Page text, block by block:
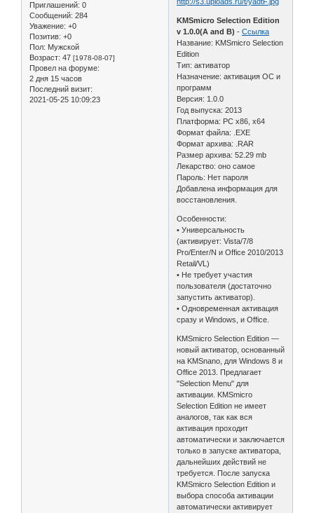
Приглашений: 0
Сообщений: 284
Уважение: +0
Позитив: +0
Пол: Мужской
Возраст: 47 [1978-08-07]
Провел на форуме:
2 дня 15 часов
Последний визит:
2021-05-25 10:09:23
KMSmicro Selection Edition
v 1.0.0(A and B) -Ссылка
Название: KMSmicro Selection
Edition
Тип: активатор
Назначение: активация ОС и
программ
Версия: 1.0.0
Год выпуска: 2013
Платформа: PC х86, х64
Формат файла: .EXE
Формат архива: .RAR
Размер архива: 52.29 mb
Лекарство: оно самое
Пароль: Нет пароля
Добавлена информация для
восстановления.
Особенности:
• Универсальность
(активирует: Vista/7/8
Pro/Enter/N и Office 2010/2013
Retail/VL)
• Не требует участия
пользователя (достаточно
запустить активатор).
• Одновременная активация
сразу и Windows, и Office.
KMSmicro Selection Edition —
новый активатор, основанный
на KMSnano, для Windows 8 и
Office 2013. Предлагает
"Selection Menu" для
активации. KMSmicro
Selection Edition не имеет
аналогов, так как вся
активация проходит
автоматически и заключается
только в запуске активатора,
дальнейших действий не
требуется. После запуска
KMSmicro Selection Edition и
выбора способа активации
автоматически активирует